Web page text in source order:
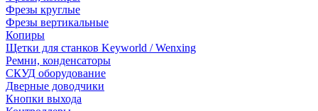
Фрезы круглые
Фрезы вертикальные
Копиры
Щетки для станков Keyworld / Wenxing
Ремни, конденсаторы
СКУД оборудование
Дверные доводчики
Кнопки выхода